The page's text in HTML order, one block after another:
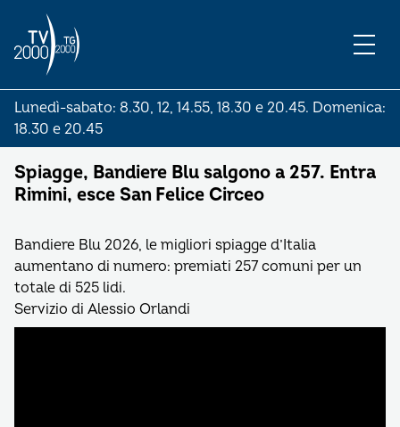
Lunedì-sabato: 8.30, 12, 14.55, 18.30 e 20.45. Domenica:
18.30 e 20.45
Spiagge, Bandiere Blu salgono a 257. Entra
Rimini, esce San Felice Circeo
Bandiere Blu 2026, le migliori spiagge d’Italia
aumentano di numero: premiati 257 comuni per un
totale di 525 lidi.
Servizio di Alessio Orlandi